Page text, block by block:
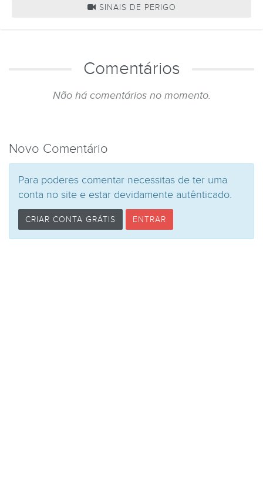
SINAIS DE PERIGO
Comentários
Não há comentários no momento.
Novo Comentário
Para poderes comentar necessitas de ter uma
conta no site e estar devidamente autênticado.
CRIAR CONTA GRÁTIS ENTRAR